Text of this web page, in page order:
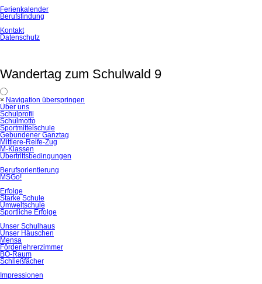
Ferienkalender
Berufsfindung
Kontakt
Datenschutz
Wandertag zum Schulwald 9
× Navigation überspringen
Über uns
Schulprofil
Schulmotto
Sportmittelschule
Gebundener Ganztag
Mittlere-Reife-Zug
M-Klassen
Übertrittsbedingungen
Berufsorientierung
MSGo!
Erfolge
Starke Schule
Umweltschule
Sportliche Erfolge
Unser Schulhaus
Unser Häuschen
Mensa
Förderlehrerzimmer
BO-Raum
Schließfächer
Impressionen